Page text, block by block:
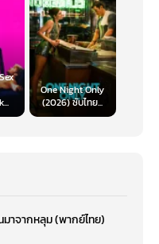
One Night Only
(2026) ซับไทย...
าจากหลุม (พากย์ไทย)